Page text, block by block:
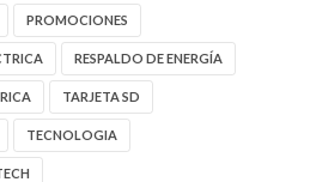
PROMOCIONES
RESPALDO DE ENERGÍA
TARJETA SD
TECNOLOGIA